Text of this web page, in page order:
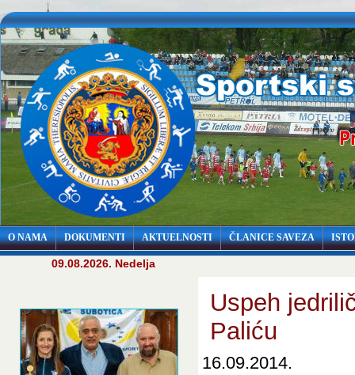
O NAMA DOKUMENTI AKTUELNOSTI ČLANICE SAVEZA
09.08.2026. Nedelja
Uspeh
Paliću
16.09.2014.